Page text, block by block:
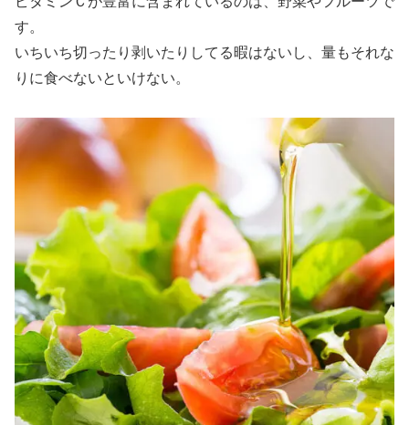
す。
いちいち切ったり剥いたりしてる暇はないし、量もそれな
りに食べないといけない。